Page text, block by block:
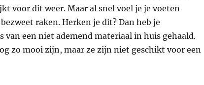
voor dit weer. Maar al snel voel je je voeten
raken. Herken je dit? Dan heb je
van een niet ademend materiaal in huis gehaald.
zo mooi zijn, maar ze zijn niet geschikt voor een